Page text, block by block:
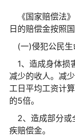
《国家赔偿法
日的赔偿金按照
(一)侵犯公民生
1、造成身体损
减少的收人。减
工日平均工资计
的5倍。
2、造成部分或
疾赔偿金。